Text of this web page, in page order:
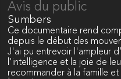
Avis du public
Sumbers
Ce documentaire rend
depuis le début des
J'ai pu entrevoir l'ampleur
l'intelligence et la joie de
recommander à la famille et